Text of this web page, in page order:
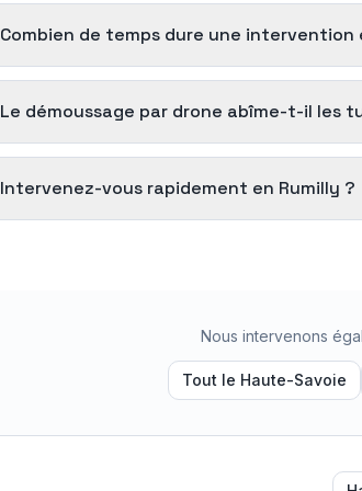
Combien de temps dure une intervention
Le démoussage par drone abîme-t-il les
Intervenez-vous rapidement en Rumilly ?
Nous intervenons
Tout le Haute-Savoie